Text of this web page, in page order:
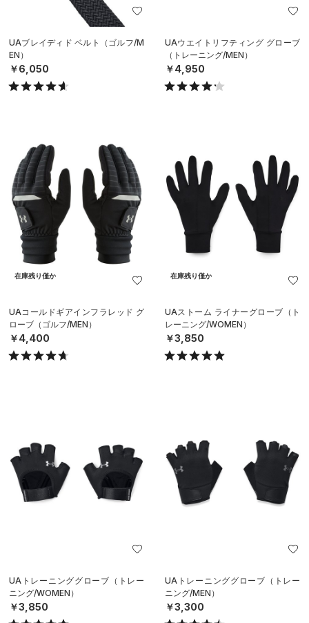
UAブレイディド ベルト（ゴルフ/M
EN）
￥6,050
UAウエイトリフティング グローブ
（トレーニング/MEN）
￥4,950
在庫残り僅か
UAコールドギアインフラレッド グ
ローブ（ゴルフ/MEN）
￥4,400
在庫残り僅か
UAストーム ライナーグローブ（ト
レーニング/WOMEN）
￥3,850
UAトレーニンググローブ（トレー
ニング/WOMEN）
￥3,850
UAトレーニンググローブ（トレー
ニング/MEN）
￥3,300